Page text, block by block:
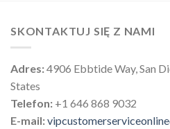
SKONTAKTUJ SIĘ Z NAMI
Adres:4906 Ebbtide Way, San
States
Telefon: +1 646 868 9032
E-mail: